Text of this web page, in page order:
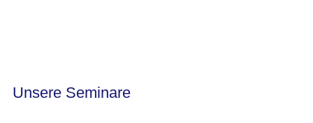
Unsere Seminare